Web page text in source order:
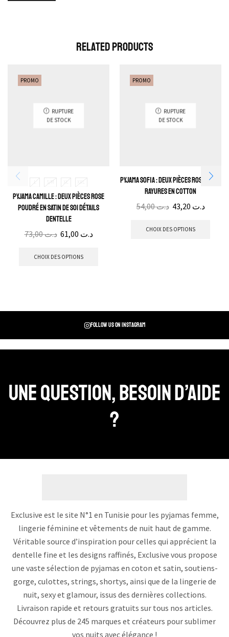
Related Products
PROMO
RUPTURE
DE STOCK
L S/M XL XXL
Pyjama Camille : Deux pièces rose
poudré en satin de soi détails
dentelle
د.ت73,00 د.ت
CHOIX DES OPTIONS
PROMO
RUPTURE
DE STOCK
Pyjama Sofia : Deux pièces roses avec
rayures en cotton
د.ت54,00 د.ت
CHOIX DES OPTIONS
Follow us on instagram
Une question, Besoin d’aide
?
Exclusive est le site N°1 en Tunisie pour les pyjamas femme,
lingerie féminine et vêtements de nuit haut de gamme.
Véritable source d’inspiration pour celles qui apprécient la
dentelle fine et les designs raffinés, Exclusive vous propose
une vaste sélection de pyjamas en coton et satin, soutiens-
gorge, culottes, strings, shortys, ainsi que de la lingerie de
nuit, sexy et glamour, issus des dernières collections.
Livraison rapide et retours gratuits sur tous nos articles.
Découvrez plus de 245 marques et créateurs pour sublimer
vos nuits avec élégance !